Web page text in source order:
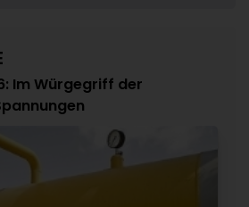
Im Würgegriff der